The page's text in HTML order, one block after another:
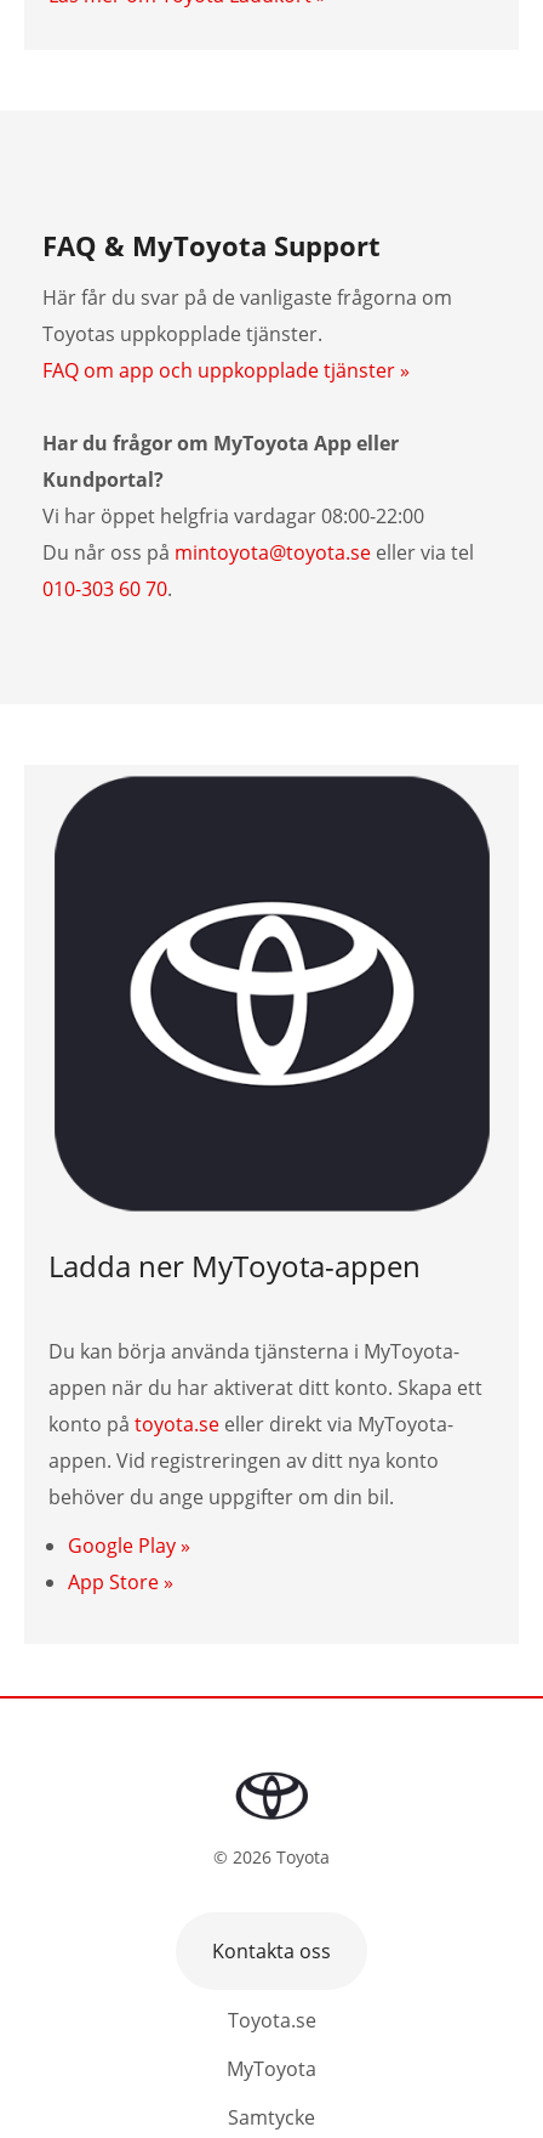
FAQ & MyToyota Support
Här får du svar på de vanligaste frågorna om
Toyotas uppkopplade tjänster.
FAQ om app och uppkopplade tjänster »
Har du frågor om MyToyota App eller
Kundportal?
Vi har öppet helgfria vardagar 08:00-22:00
Du når oss på mintoyota@toyota.se eller via tel
010-303 60 70.
Ladda ner MyToyota-appen
Du kan börja använda tjänsterna i MyToyota-
appen när du har aktiverat ditt konto. Skapa ett
konto på toyota.se eller direkt via MyToyota-
appen. Vid registreringen av ditt nya konto
behöver du ange uppgifter om din bil.
Google Play »
App Store »
© 2026 Toyota
Toyota.se
MyToyota
Samtycke
Kontakta oss